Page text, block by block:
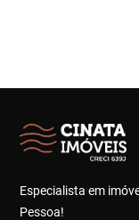
Especialista em
Pessoa!